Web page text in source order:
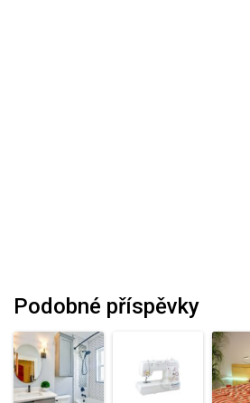
Podobné příspěvky